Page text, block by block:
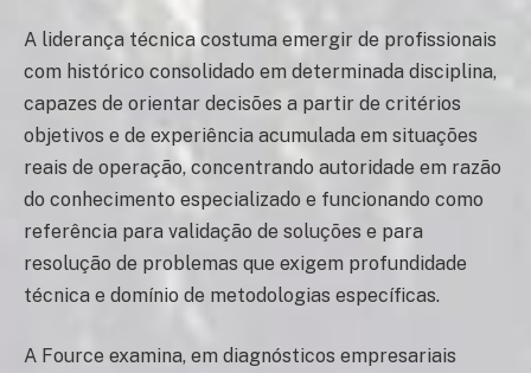
A liderança técnica costuma emergir de profissionais
com histórico consolidado em determinada disciplina,
capazes de orientar decisões a partir de critérios
objetivos e de experiência acumulada em situações
reais de operação, concentrando autoridade em razão
do conhecimento especializado e funcionando como
referência para validação de soluções e para
resolução de problemas que exigem profundidade
técnica e domínio de metodologias específicas.
A Fource examina, em diagnósticos empresariais